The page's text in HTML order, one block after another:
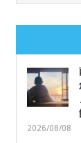
2026/08/08